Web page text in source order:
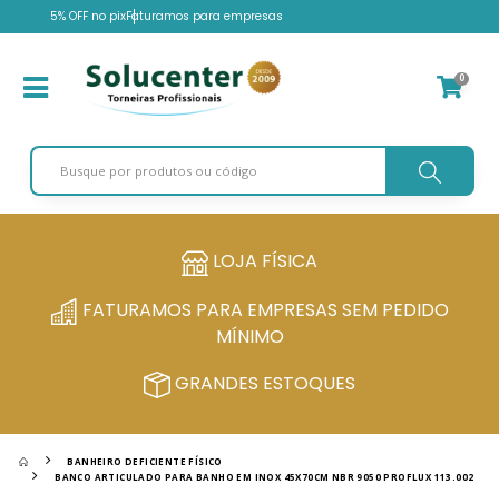
5% OFF no pixFaturamos para empresas
0
LOJA FÍSICA
FATURAMOS PARA EMPRESAS SEM PEDIDO
MÍNIMO
GRANDES ESTOQUES
BANHEIRO DEFICIENTE FÍSICO
BANCO ARTICULADO PARA BANHO EM INOX 45X70CM NBR 9050 PROFLUX 113.002